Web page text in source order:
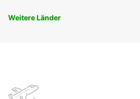
Weitere Länder